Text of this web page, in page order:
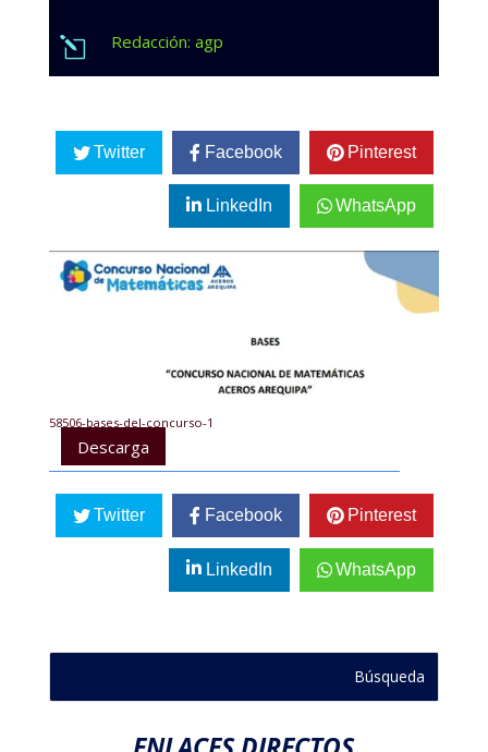
l Redacción: agp
Twitter Facebook Pinterest
LinkedIn WhatsApp
58506-bases-del-concurso-1
Descarga
Twitter Facebook Pinterest
LinkedIn WhatsApp